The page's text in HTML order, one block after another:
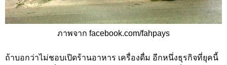
ภาพจาก facebook.com/fahpays
ถ้าบอกว่าไม่ชอบเปิดร้านอาหาร เครื่องดื่ม อีกหนึ่งธุรกิจที่ยุคนี้